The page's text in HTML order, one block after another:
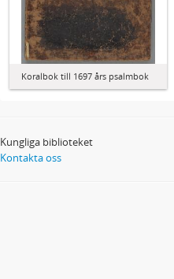
Koralbok till 1697 års psalmbok
Kungliga biblioteket
Kontakta oss